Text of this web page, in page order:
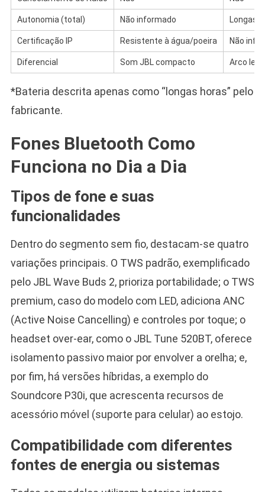
Autonomia (total) Não informado Longas
Certificação IP Resistente à água/poeira Não
Diferencial Som JBL compacto Arco
*Bateria descrita apenas como “longas horas” pelo
fabricante.
Fones Bluetooth Como
Funciona no Dia a Dia
Tipos de fone e suas
funcionalidades
Dentro do segmento sem fio, destacam-se quatro
variações principais. O TWS padrão, exemplificado
pelo JBL Wave Buds 2, prioriza portabilidade; o TWS
premium, caso do modelo com LED, adiciona ANC
(Active Noise Cancelling) e controles por toque; o
headset over-ear, como o JBL Tune 520BT, oferece
isolamento passivo maior por envolver a orelha; e,
por fim, há versões híbridas, a exemplo do
Soundcore P30i, que acrescenta recursos de
acessório móvel (suporte para celular) ao estojo.
Compatibilidade com diferentes
fontes de energia ou sistemas